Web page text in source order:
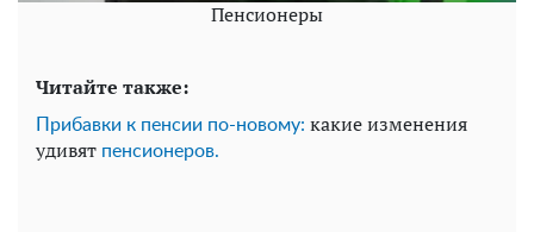
Пенсионеры
Читайте также:
Прибавки к пенсии по-новому: какие изменения
удивят пенсионеров.